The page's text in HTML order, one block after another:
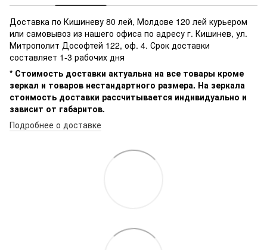
Доставка по Кишиневу 80 лей, Молдове 120 лей курьером
или самовывоз из нашего офиса по адресу г. Кишинев, ул.
Митрополит Дософтей 122, оф. 4. Срок доставки
составляет 1-3 рабочих дня
* Стоимость доставки актуальна на все товары кроме
зеркал и товаров нестандартного размера. На зеркала
стоимость доставки рассчитывается индивидуально и
зависит от габаритов.
Подробнее о доставке